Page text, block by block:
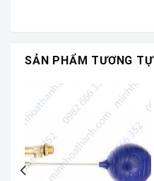
SẢN PHẨM TƯƠNG TỰ